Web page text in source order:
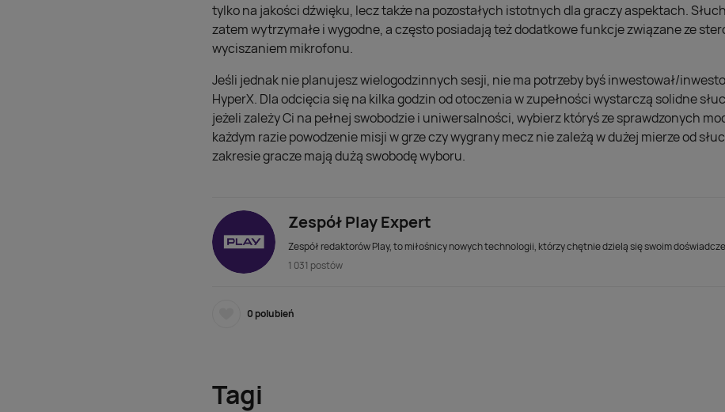
tylko na jakości dźwięku, lecz także na pozostałych istotnych dla graczy aspektach.
zatem wytrzymałe i wygodne, a często posiadają też dodatkowe funkcje związane ze
wyciszaniem mikrofonu.
Jeśli jednak nie planujesz wielogodzinnych sesji, nie ma potrzeby byś inwestował/
HyperX. Dla odcięcia się na kilka godzin od otoczenia w zupełności wystarczą solidne
jeżeli zależy Ci na pełnej swobodzie i uniwersalności, wybierz któryś ze sprawdzonych
każdym razie powodzenie misji w grze czy wygrany mecz nie zależą w dużej mierze od
zakresie gracze mają dużą swobodę wyboru.
Zespół Play Expert
Zespół redaktorów Play, to miłośnicy nowych technologii, którzy chętnie dzielą się swoim
1 031 postów
0 polubień
Tagi